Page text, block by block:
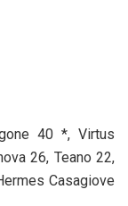
40 *, Virtus
26, Teano 22,
Casagiove